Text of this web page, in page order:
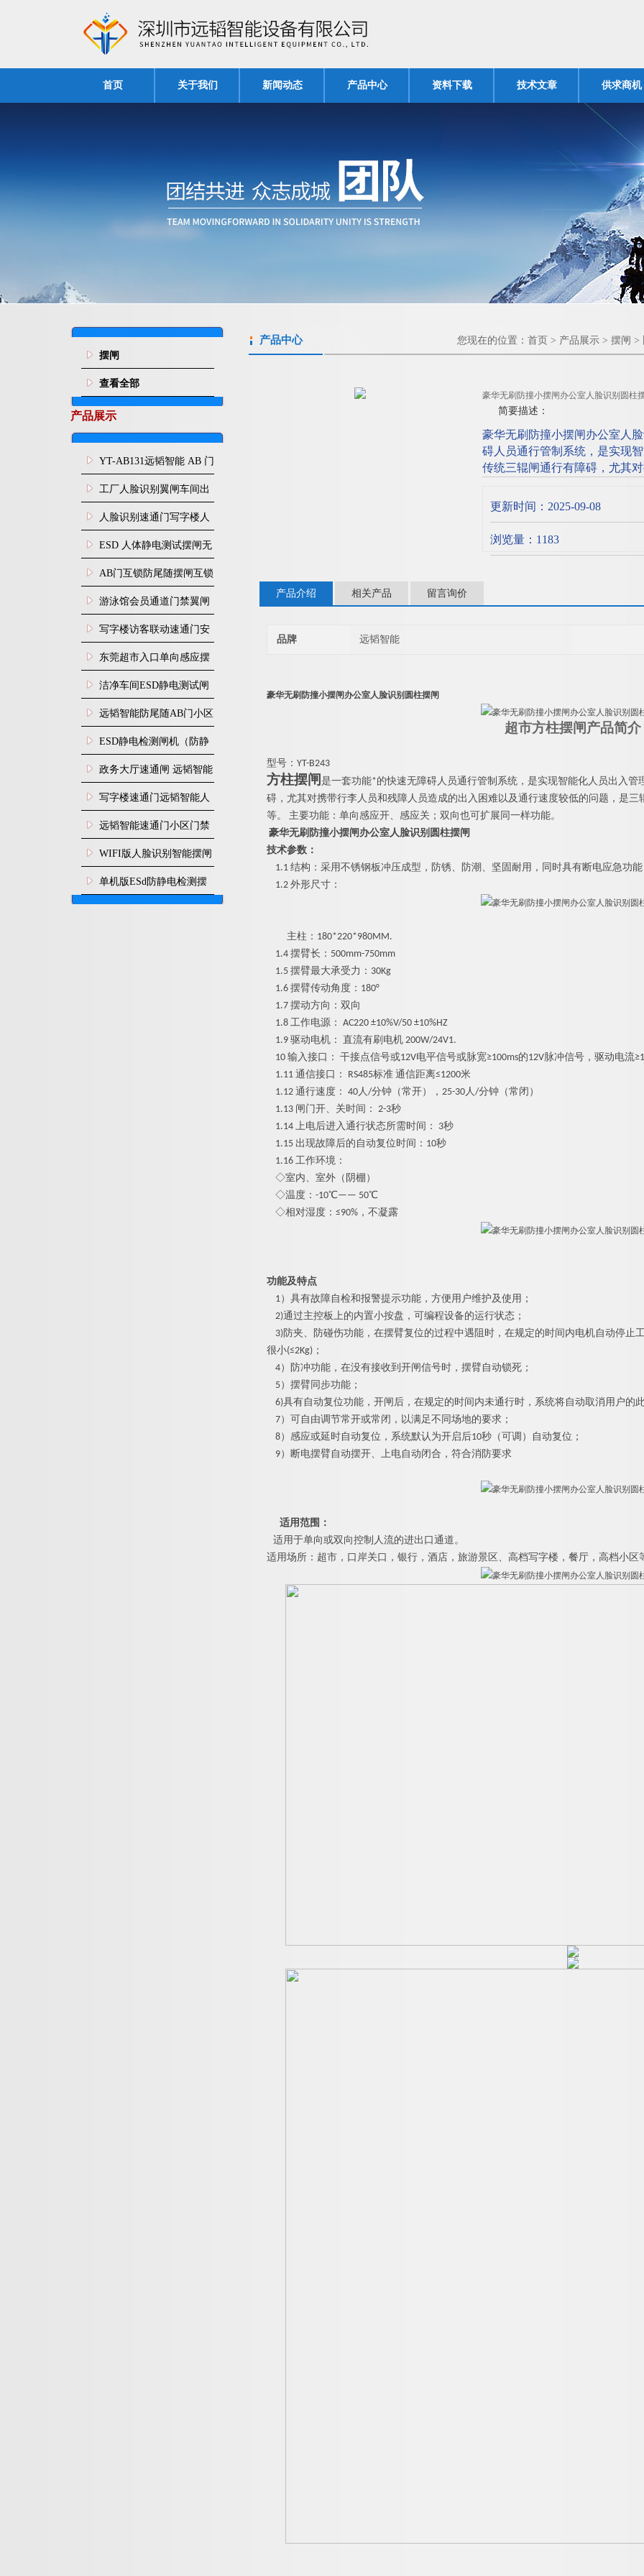
首页 关于我们 新闻动态 产品中心 资料下载 技术文章 供求商机
摆闸
查看全部
产品展示
YT-AB131远韬智能 AB 门
闸机双通道互锁防尾随闸
机
工厂人脸识别翼闸车间出
入口人行通道门禁
人脸识别速通门写字楼人
行通道闸门禁设备
ESD 人体静电测试摆闸无
尘车间防静电闸机
AB门互锁防尾随摆闸互锁
闸机
游泳馆会员通道门禁翼闸
写字楼访客联动速通门安
装
东莞超市入口单向感应摆
闸安装
洁净车间ESD静电测试闸
机
远韬智能防尾随AB门小区
门禁闸机安装
​ESD静电检测闸机（防静
电门禁通道系统）
政务大厅速通闸 远韬智能
防尾随静音速通门
写字楼速通门远韬智能人
脸识别快速通道闸
远韬智能速通门小区门禁
闸机食堂消费摆闸
WIFI版人脸识别智能摆闸
机
单机版ESd防静电检测摆
闸机
产品中心 您现在的位置： 首页 > 产品展示 > 摆闸 >
豪华无刷防撞小摆闸办公室人脸识别圆柱
简要描述：
豪华无刷防撞小摆闸办公室人
碍人员通行管制系统，是实现
传统三辊闸通行有障碍，尤其
主要功能：单向感应开、感应
更新时间：2025-09-08
浏览量：1183
产品介绍 相关产品 留言询价
品牌 远韬智能
豪华无刷防撞小摆闸办公室人脸识别圆柱摆闸
超市方柱摆闸产品简介
型号 ： YT-B243
方柱摆闸 是一套功能*的快速无障碍人员通行管制系统，是实现智能化人员出入
碍，尤其对携带行李人员和残障人员造成的出入困难以及通行速度较低的问题，是
等。
主要功能：单向感应开、感应关；双向也可扩展同一样功能。
豪华无刷防撞小摆闸办公室人脸识别圆柱摆闸
技术参数：
1.1 结构：采用不锈钢板冲压成型，防锈、防潮、坚固耐用，同时具有断电应急功能
1.2 外形尺寸：
主柱：180*220*980MM.
1.4 摆臂长 ： 500mm-750mm
1.5 摆臂最大承受力 ： 30Kg
1.6 摆臂传动角度 ： 180°
1.7 摆动方向：双向
1.8 工作电源 ： AC220 ±10%V/50 ±10%HZ
1.9 驱动电机 ： 直流有刷电机 200W/24V1.
10 输入接口 ： 干接点信号或12V电平信号或脉宽≥100ms的12V脉冲信号，驱动电流≥
1.11 通信接口 ： RS485标准 通信距离≤1200米
1.12 通行速度 ： 40人/分钟（常开） ， 25-30人/分钟（常闭）
1.13 闸门开、关时间 ： 2-3秒
1.14 上电后进入通行状态所需时间 ： 3秒
1.15 出现故障后的自动复位时间 ： 10秒
1.16 工作环境：
◇室内、室外（阴棚）
◇温度 ： -10℃—— 50℃
◇相对湿度 ： ≤90% ，不凝露
功能及特点
1）具有故障自检和报警提示功能，方便用户维护及使用；
2)通过主控板上的内置小按盘，可编程设备的运行状态；
3)防夹、防碰伤功能，在摆臂复位的过程中遇阻时，在规定的时间内电机自动停止
很小(≤2Kg) ；
4）防冲功能，在没有接收到开闸信号时，摆臂自动锁死；
5）摆臂同步功能；
6)具有自动复位功能，开闸后，在规定的时间内未通行时，系统将自动取消用户的
7）可自由调节常开或常闭，以满足不同场地的要求；
8）感应或延时自动复位，系统默认为开启后10秒（可调）自动复位；
9）断电摆臂自动摆开、上电自动闭合，符合消防要求
适用范围：
适用于单向或双向控制人流的进出口通道。
适用场所：超市，口岸关口，银行，酒店，旅游景区、 高档写字楼，餐厅，高档小区